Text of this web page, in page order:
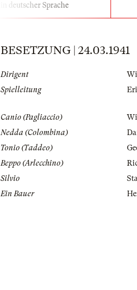
in deutscher Sprache
BESETZUNG | 24.03.1941
Dirigent
Spielleitung
Canio (Pagliaccio)
Nedda (Colombina)
Tonio (Taddeo)
Beppo (Arlecchino)
Silvio
Ein Bauer